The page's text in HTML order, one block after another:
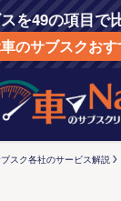
を49の項目で
のサブスクお
スク各社のサービス解説